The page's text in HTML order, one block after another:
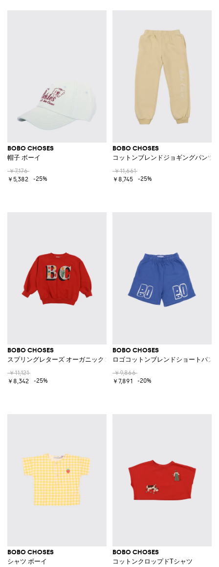
BOBO CHOSES
帽子 ボーイ
￥7,176
￥5,382
-25%
BOBO CHOSES
コットンブレンドジョギングパンツ
￥11,661
￥8,745
-25%
BOBO CHOSES
スプリングレターズ オーガニックコットン クルーネックプルオーバー
￥11,121
￥8,342
-25%
BOBO CHOSES
ロゴコットンブレンドショートパン
￥9,866
￥7,891
-20%
BOBO CHOSES
シャツ ボーイ
BOBO CHOSES
コットンクロップドTシャツ